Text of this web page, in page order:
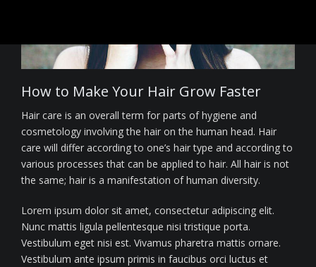
How to Make Your Hair Grow Faster
Hair care is an overall term for parts of hygiene and
cosmetology involving the hair on the human head. Hair
care will differ according to one’s hair type and according to
various processes that can be applied to hair. All hair is not
the same; hair is a manifestation of human diversity.
Lorem ipsum dolor sit amet, consectetur adipiscing elit.
Nunc mattis ligula pellentesque nisi tristique porta.
Vestibulum eget nisi est. Vivamus pharetra mattis ornare.
Vestibulum ante ipsum primis in faucibus orci luctus et